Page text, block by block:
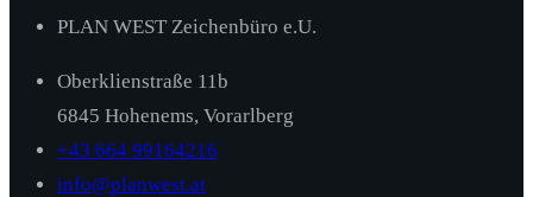
PLAN WEST Zeichenbüro e.U.
Oberklienstraße 11b
6845 Hohenems, Vorarlberg
+43 664 99164216
info@planwest.at